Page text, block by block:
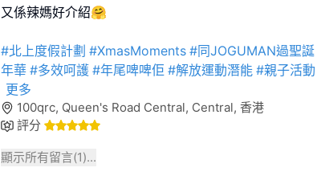
又係辣媽好介紹🤗
#北上度假計劃 #XmasMoments #同JOGUMAN過聖誕
年華 #多效呵護 #年尾啤啤佢 #解放運動潛能 #親子活動
更多
100qrc, Queen's Road Central, Central, 香港
評分
顯示所有留言(1)...